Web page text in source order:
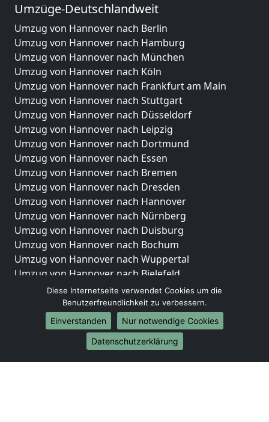
Umzüge-Deutschlandweit
Umzug von Hannover nach Berlin
Umzug von Hannover nach Hamburg
Umzug von Hannover nach München
Umzug von Hannover nach Köln
Umzug von Hannover nach Frankfurt am Main
Umzug von Hannover nach Stuttgart
Umzug von Hannover nach Düsseldorf
Umzug von Hannover nach Leipzig
Umzug von Hannover nach Dortmund
Umzug von Hannover nach Essen
Umzug von Hannover nach Bremen
Umzug von Hannover nach Dresden
Umzug von Hannover nach Hannover
Umzug von Hannover nach Nürnberg
Umzug von Hannover nach Duisburg
Umzug von Hannover nach Bochum
Umzug von Hannover nach Wuppertal
Umzug von Hannover nach Bielefeld
Umzug von Hannover nach Bonn
Umzug von Hannover nach Münster
Internationale-Umzüge
Umzug von Hannover nach Brasilien
Umzug von Hannover nach Brunei Darussalam
Diese Internetseite verwendet Cookies um die
Benutzerfreundlichkeit zu verbessern.
Einverstanden
Nur notwendige Cookies
Datenschutzerklärung